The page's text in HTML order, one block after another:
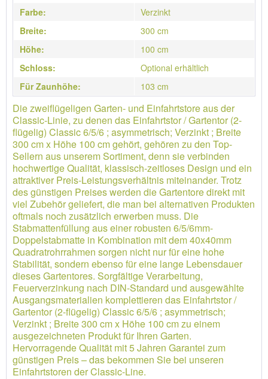
Farbe:
Verzinkt
Breite:
300 cm
Höhe:
100 cm
Schloss:
Optional erhältlich
Für Zaunhöhe:
103 cm
Die zweiflügeligen Garten- und Einfahrtstore aus der
Classic-Linie, zu denen das Einfahrtstor / Gartentor (2-
flügelig) Classic 6/5/6 ; asymmetrisch; Verzinkt ; Breite
300 cm x Höhe 100 cm gehört, gehören zu den Top-
Sellern aus unserem Sortiment, denn sie verbinden
hochwertige Qualität, klassisch-zeitloses Design und ein
attraktiver Preis-Leistungsverhältnis miteinander. Trotz
des günstigen Preises werden die Gartentore direkt mit
viel Zubehör geliefert, die man bei alternativen Produkten
oftmals noch zusätzlich erwerben muss. Die
Stabmattenfüllung aus einer robusten 6/5/6mm-
Doppelstabmatte in Kombination mit dem 40x40mm
Quadratrohrrahmen sorgen nicht nur für eine hohe
Stabilität, sondern ebenso für eine lange Lebensdauer
dieses Gartentores. Sorgfältige Verarbeitung,
Feuerverzinkung nach DIN-Standard und ausgewählte
Ausgangsmaterialien komplettieren das Einfahrtstor /
Gartentor (2-flügelig) Classic 6/5/6 ; asymmetrisch;
Verzinkt ; Breite 300 cm x Höhe 100 cm zu einem
ausgezeichneten Produkt für Ihren Garten.
Hervorragende Qualität mit 5 Jahren Garantei zum
günstigen Preis – das bekommen Sie bei unseren
Einfahrtstoren der Classic-Line.